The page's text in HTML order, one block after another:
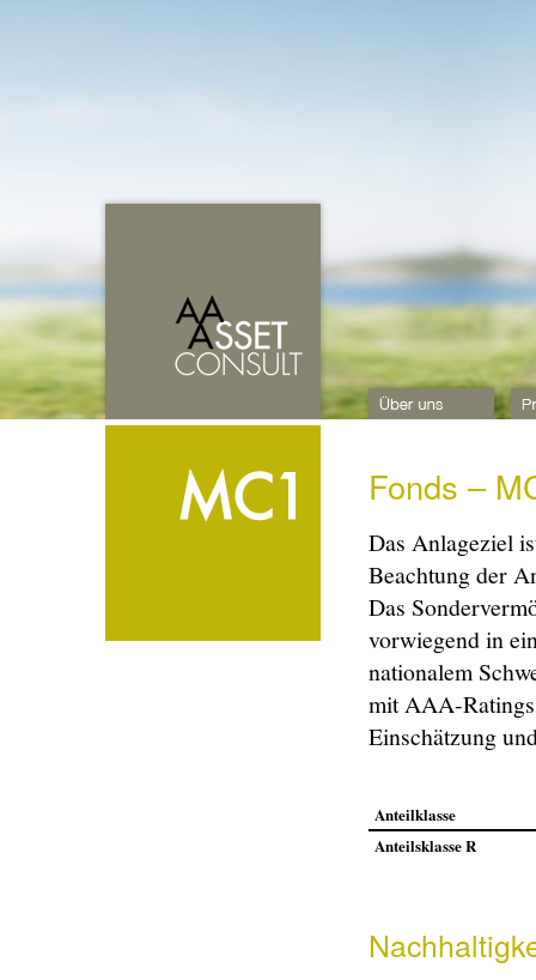
Fonds –
Das Anlageziel
Beachtung der
Das
vorwiegend in
nationalem
mit AAA-
Einschätzung
Anteilklasse
Anteilsklasse R